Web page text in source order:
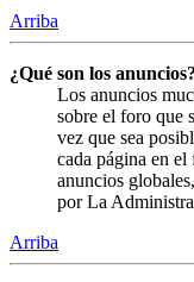
Arriba
¿Qué son los anuncios?
Los anuncios
sobre el foro que
vez que sea
cada página en
anuncios
por La
Arriba